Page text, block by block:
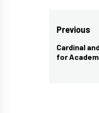
Post
Previous
Previous
post:
Cardinal
for